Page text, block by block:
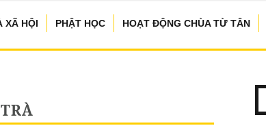
XÃ HỘI PHẬT HỌC HOẠT ĐỘNG CHÙA TỪ TÂN